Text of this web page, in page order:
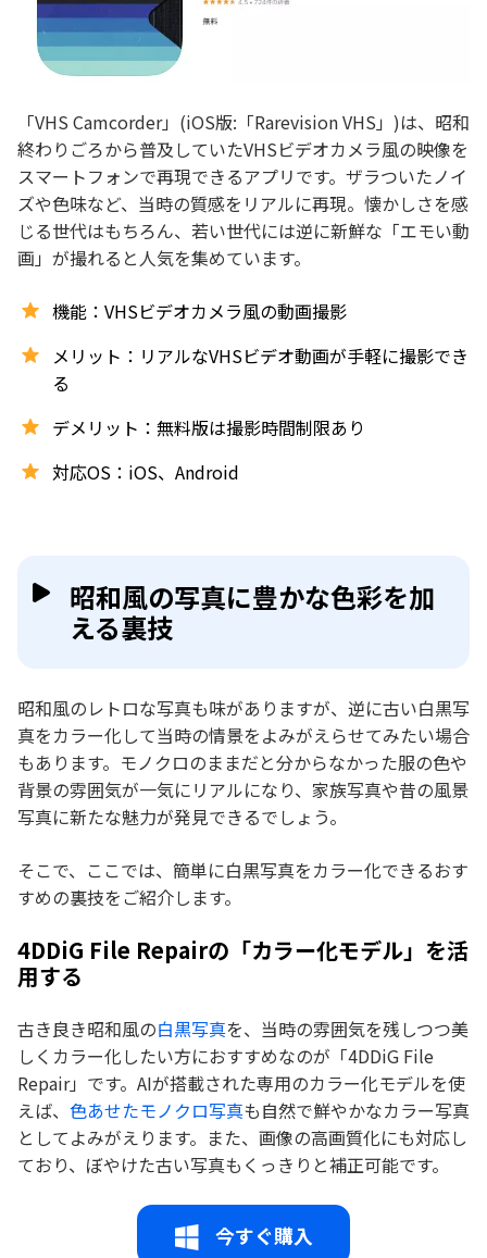
「VHS Camcorder」(iOS版:「Rarevision VHS」)は、昭和
終わりごろから普及していたVHSビデオカメラ風の映像を
スマートフォンで再現できるアプリです。ザラついたノイ
ズや色味など、当時の質感をリアルに再現。懐かしさを感
じる世代はもちろん、若い世代には逆に新鮮な「エモい動
画」が撮れると人気を集めています。
機能：VHSビデオカメラ風の動画撮影
メリット：リアルなVHSビデオ動画が手軽に撮影でき
る
デメリット：無料版は撮影時間制限あり
対応OS：iOS、Android
昭和風の写真に豊かな色彩を加
える裏技
昭和風のレトロな写真も味がありますが、逆に古い白黒写
真をカラー化して当時の情景をよみがえらせてみたい場合
もあります。モノクロのままだと分からなかった服の色や
背景の雰囲気が一気にリアルになり、家族写真や昔の風景
写真に新たな魅力が発見できるでしょう。
そこで、ここでは、簡単に白黒写真をカラー化できるおす
すめの裏技をご紹介します。
4DDiG File Repairの「カラー化モデル」を活
用する
古き良き昭和風の白黒写真を、当時の雰囲気を残しつつ美
しくカラー化したい方におすすめなのが「4DDiG File
Repair」です。AIが搭載された専用のカラー化モデルを使
えば、 色あせたモノクロ写真も自然で鮮やかなカラー写真
としてよみがえります。また、画像の高画質化にも対応し
ており、ぼやけた古い写真もくっきりと補正可能です。
今すぐ購入